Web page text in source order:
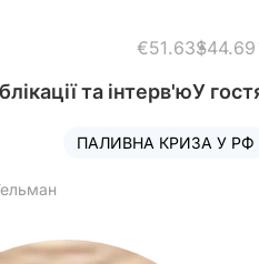
€51.63$44.69
та інтерв'юУ
ПАЛИВНА КРИЗА У РФ